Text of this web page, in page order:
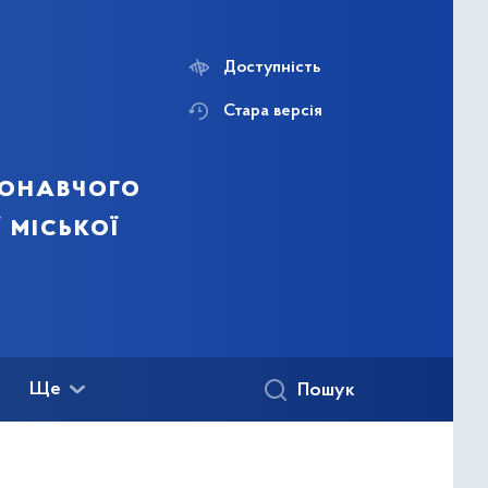
Доступність
Стара версія
Ще Пошук